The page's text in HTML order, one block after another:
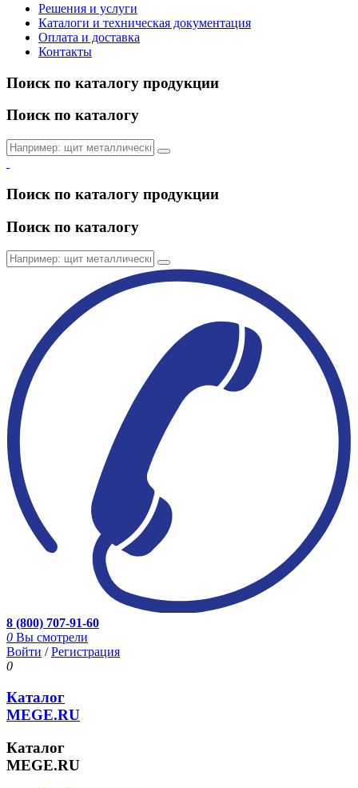
Решения и услуги
Каталоги и техническая документация
Оплата и доставка
Контакты
Поиск по каталогу продукции
Поиск по каталогу
Поиск по каталогу продукции
Поиск по каталогу
8 (800) 707-91-60
0 Вы смотрели
Войти /Регистрация
0
Каталог
MEGE.RU
Каталог
MEGE.RU